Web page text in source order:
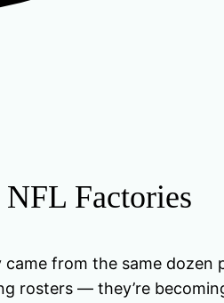
Factories
from the same dozen
rosters — they’re